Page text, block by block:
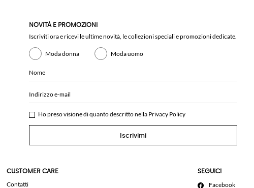
NOVITÀ E PROMOZIONI
Iscriviti ora e ricevi le ultime novità, le collezioni speciali e promozioni dedicate.
Moda donna Moda uomo
Nome
Indirizzo e-mail
Ho preso visione di quanto descritto nella Privacy Policy
Iscrivimi
CUSTOMER CARE
Contatti
SEGUICI
Facebook